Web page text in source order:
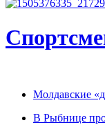
Молдавские
В Рыбнице